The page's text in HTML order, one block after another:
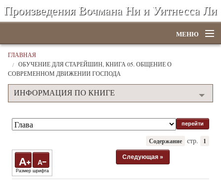
Произведения Вочмана Ни и Уитнесса Ли
МЕНЮ
Главная
По алфавиту
По категориям
По авторам
ССУО
Поиск
ГЛАВНАЯ
ОБУЧЕНИЕ ДЛЯ СТАРЕЙШИН, КНИГА 05. ОБЩЕНИЕ О
СОВРЕМЕННОМ ДВИЖЕНИИ ГОСПОДА
ИНФОРМАЦИЯ ПО КНИГЕ
Содержание стр. 1
A A
Размер шрифта
Следующая »